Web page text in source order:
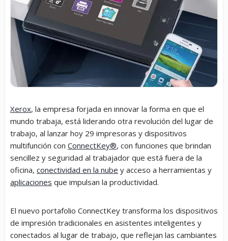
Xerox, la empresa forjada en innovar la forma en que el
mundo trabaja, está liderando otra revolución del lugar de
trabajo, al lanzar hoy 29 impresoras y dispositivos
multifunción con ConnectKey®, con funciones que brindan
sencillez y seguridad al trabajador que está fuera de la
oficina, conectividad en la nube y acceso a herramientas y
aplicaciones que impulsan la productividad.
El nuevo portafolio ConnectKey transforma los dispositivos
de impresión tradicionales en asistentes inteligentes y
conectados al lugar de trabajo, que reflejan las cambiantes